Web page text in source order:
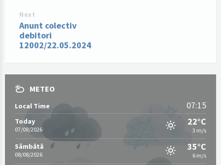
Next
Anunt colectiv
debitori
12002/22.05.2024
METEO
Local Time 07:15
Today
07/08/2026
22°C
3 m/s
Sâmbătă
08/08/2026
35°C
6 m/s